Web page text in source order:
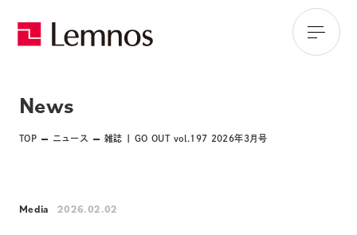
News
TOP ニュース 雑誌 | GO OUT vol.197 2026年3月号
Media 2026.02.02